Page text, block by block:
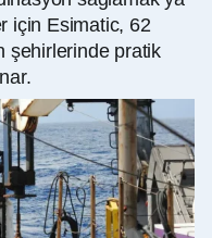
için Esimatic, 62
şehirlerinde pratik